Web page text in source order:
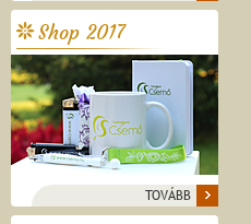
Shop 2017
TOVÁBB